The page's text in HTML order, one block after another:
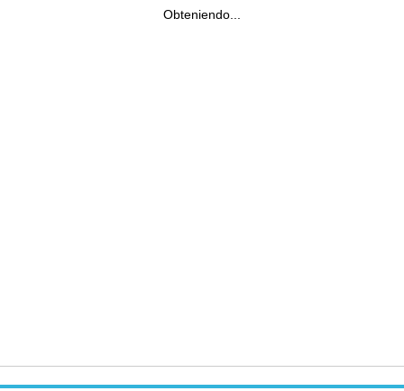
Obteniendo...